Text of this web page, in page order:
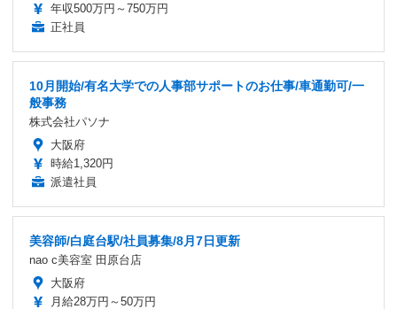
年収500万円～750万円
正社員
10月開始/有名大学での人事部サポートのお仕事/車通勤可/一
般事務
株式会社パソナ
大阪府
時給1,320円
派遣社員
美容師/白庭台駅/社員募集/8月7日更新
nao c美容室 田原台店
大阪府
月給28万円～50万円